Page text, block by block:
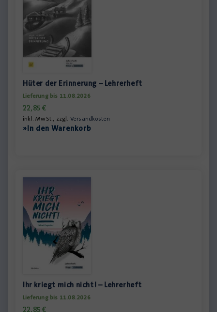
Hüter der Erinnerung – Lehrerheft
Lieferung bis 11.08.2026
22,85€
inkl. MwSt., zzgl. Versandkosten
»In den Warenkorb
Ihr kriegt mich nicht! – Lehrerheft
Lieferung bis 11.08.2026
22,85€